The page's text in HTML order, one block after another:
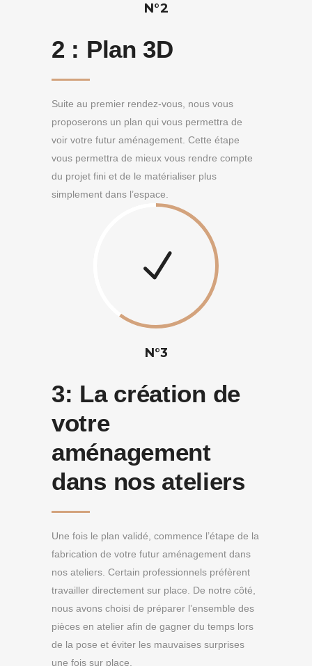
N°2
2 : Plan 3D
Suite au premier rendez-vous, nous vous
proposerons un plan qui vous permettra de
voir votre futur aménagement. Cette étape
vous permettra de mieux vous rendre compte
du projet fini et de le matérialiser plus
simplement dans l’espace.
N°3
3: La création de
votre
aménagement
dans nos ateliers
Une fois le plan validé, commence l’étape de la
fabrication de votre futur aménagement dans
nos ateliers. Certain professionnels préfèrent
travailler directement sur place. De notre côté,
nous avons choisi de préparer l’ensemble des
pièces en atelier afin de gagner du temps lors
de la pose et éviter les mauvaises surprises
une fois sur place.